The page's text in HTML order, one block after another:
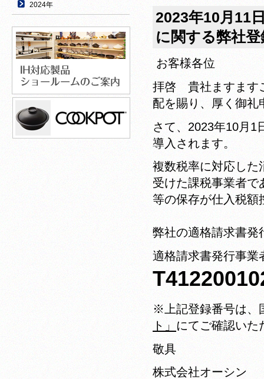
2024年
2023年10月11
に関する弊社
お客様各位
拝啓 貴社ますます
配を賜り、厚く御礼
さて、2023年10月1
導入されます。
複数税率に対応した
受けた課税事業者で
等の保存が仕入税額
弊社の適格請求書発
適格請求書発行事業
※上記登録番号は、
ト」 にてご確認いた
敬具
株式会社オーシン